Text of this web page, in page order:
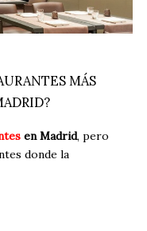
MÁS
en Madrid, pero
donde la